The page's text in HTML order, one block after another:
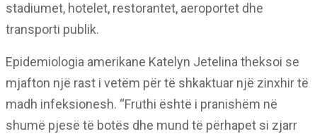
stadiumet, hotelet, restorantet, aeroportet dhe
transporti publik.
Epidemiologia amerikane Katelyn Jetelina theksoi se
mjafton një rast i vetëm për të shkaktuar një zinxhir të
madh infeksionesh. “Fruthi është i pranishëm në
shumë pjesë të botës dhe mund të përhapet si zjarr